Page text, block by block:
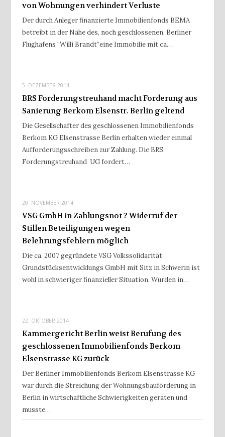
von Wohnungen verhindert Verluste
Der durch Anleger finanzierte Immobilienfonds BEMA
betreibt in der Nähe des, noch geschlossenen, Berliner
Flughafens “Willi Brandt”eine Immobilie mit ca.…
5. DEZEMBER 2014
BRS Forderungstreuhand macht Forderung aus
Sanierung Berkom Elsenstr. Berlin geltend
Die Gesellschafter des geschlossenen Immobilienfonds
Berkom KG Elsenstrasse Berlin erhalten wieder einmal
Aufforderungsschreiben zur Zahlung. Die BRS
Forderungstreuhand UG fordert…
20. NOVEMBER 2014
VSG GmbH in Zahlungsnot ? Widerruf der
Stillen Beteiligungen wegen
Belehrungsfehlern möglich
Die ca. 2007 gegründete VSG Volkssolidarität
Grundstücksentwicklungs GmbH mit Sitz in Schwerin ist
wohl in schwieriger finanzieller Situation. Wurden in…
22. OKTOBER 2014
Kammergericht Berlin weist Berufung des
geschlossenen Immobilienfonds Berkom
Elsenstrasse KG zurück
Der Berliner Immobilienfonds Berkom Elsenstrasse KG
war durch die Streichung der Wohnungsbauförderung in
Berlin in wirtschaftliche Schwierigkeiten geraten und
musste…